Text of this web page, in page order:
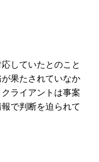
していたとのこと
果たされていなか
ライアントは事案
で判断を迫られて